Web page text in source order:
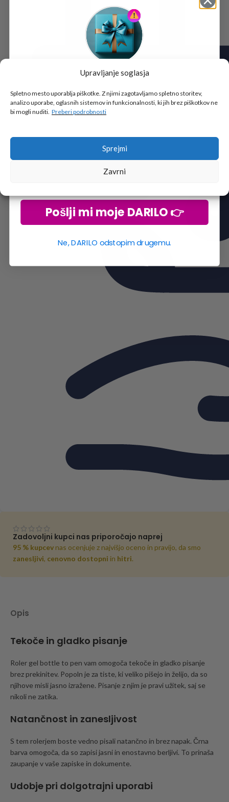
Upravljanje soglasja
Spletno mesto uporablja piškotke. Z njimi zagotavljamo spletno storitev,
analizo uporabe, oglasnih sistemov in funkcionalnosti, ki jih brez piškotkov ne
bi mogli nuditi. Preberi podrobnosti
Sprejmi
Zavrni
Zadovoljni kupci nas priporočajo naprej
95 % kupcev nas ocenjuje z najvišjo oceno in pravijo, da smo
zanesljivi, cenovno dostopni in hitri.
Opis
Tekoče in gladko pisanje
Roler gel bottle to pen vam omogoča tekoče in gladko pisanje
brez prekinitev. Popoln je za tiste, ki veliko pišejo in želijo, da so
njihove misli jasno izražene. Pisanje z njim je pravi užitek, saj se
nikoli ne zatika.
Natančnost in zanesljivost
S tem rolerjem boste vedno pisali natančno in brez napak. Črna
barva omogoča, da so zapisi jasni in enostavno berljivi. To prinaša
zaupanje v vaše zapiske in dokumente.
Udobje pri dolgotrajni uporabi
Tukaj je!
🎁 DARILO
Vpiši podatke za prejem darila
Pošlji mi moje DARILO 👉
Ne, DARILO odstopim drugemu.